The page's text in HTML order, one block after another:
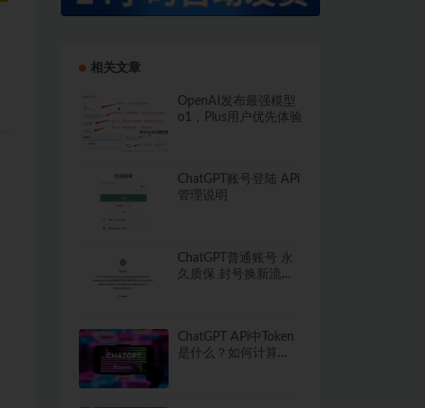
相关文章
OpenAI发布最强模型
o1，Plus用户优先体验
ChatGPT账号登陆 APi
管理说明
ChatGPT普通账号 永
久质保 封号换新流程
ChatGPT APi中Token
是什么？如何计算